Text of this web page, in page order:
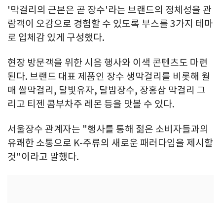
'막걸리의 근본은 곧 장수'라는 브랜드의 정체성을 관
람객이 오감으로 경험할 수 있도록 부스를 3가지 테마
로 입체감 있게 구성했다.
현장 방문객을 위한 시음 행사와 이색 콘텐츠도 마련
된다. 브랜드 대표 제품인 장수 생막걸리를 비롯해 월
매 쌀막걸리, 달빛유자, 달밤장수, 장홍삼 막걸리 그
리고 티젠 콤부차주 레몬 등을 맛볼 수 있다.
서울장수 관계자는 "행사를 통해 젊은 소비자들과의
유쾌한 소통으로 K-주류의 새로운 패러다임을 제시할
것"이라고 말했다.